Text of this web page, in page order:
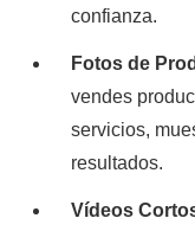
confianza.
Fotos de
vendes
servicios,
resultados.
Vídeos